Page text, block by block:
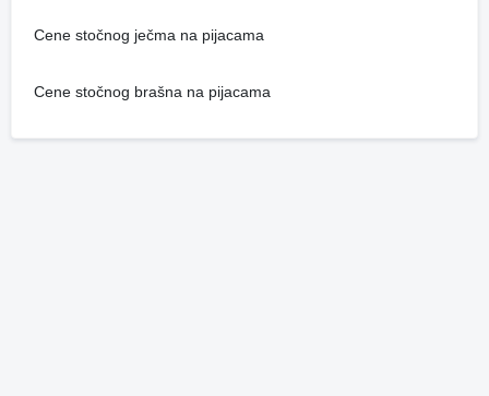
Cene stočnog ječma na pijacama
Cene stočnog brašna na pijacama